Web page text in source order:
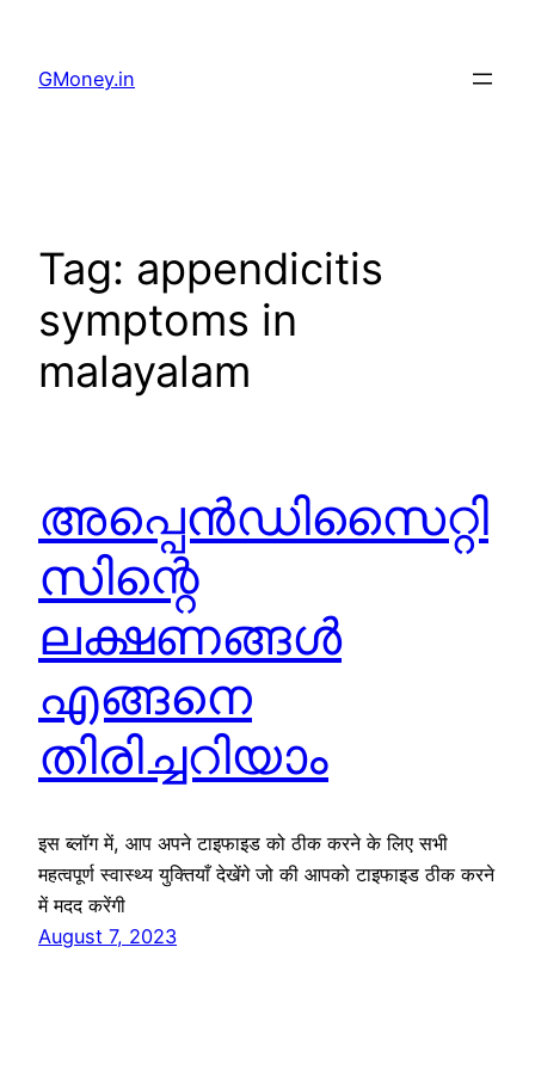
GMoney.in
Tag: appendicitis
symptoms in
malayalam
അപ്പെൻഡിസൈറ്റി
സിന്റെ
ലക്ഷണങ്ങൾ
എങ്ങനെ
തിരിച്ചറിയാം
इस ब्लॉग में, आप अपने टाइफाइड को ठीक करने के लिए सभी
महत्वपूर्ण स्वास्थ्य युक्तियाँ देखेंगे जो की आपको टाइफाइड ठीक करने
में मदद करेंगी
August 7, 2023